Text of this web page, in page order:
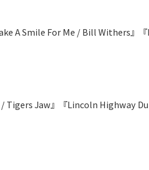
A Smile For Me / Bill Withers』『
/ Tigers Jaw』『Lincoln Highway